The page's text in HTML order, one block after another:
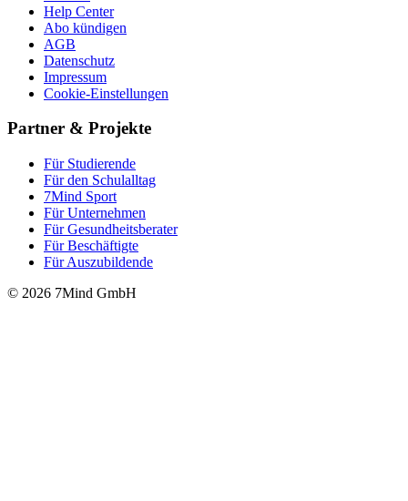
Help Center
Abo kündigen
AGB
Datenschutz
Impressum
Cookie-Einstellungen
Partner & Projekte
Für Stu­die­rende
Für den Schulalltag
7Mind Sport
Für Unter­neh­men
Für Gesund­heits­be­ra­ter
Für Beschäftigte
Für Auszubildende
© 2026 7Mind GmbH